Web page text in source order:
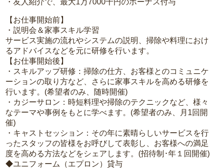
・友人紹介で、最大1万7000千円のボーナス付与
【お仕事開始前】
・説明会＆家事スキル学習
サービス実施の流れやシステムの説明、掃除や料理におけ
るアドバイスなどを元に研修を行います。
【お仕事開始後】
・スキルアップ研修：掃除の仕方、お客様とのコミュニケ
ーションの取り方など、さらに家事スキルを高める研修を
行います。(希望者のみ、随時開催)
・カジーサロン：時短料理や掃除のテクニックなど、様々
なテーマや事例をもとに学べます。(希望者のみ、月1回開
催)
・キャストセッション：その年に素晴らしいサービスを行
ったスタッフの皆様をお呼びして表彰し、お客様への満足
度を高める方法などをシェアします。(招待制･年１回開催)
◆ユニフォーム（エプロン）貸与